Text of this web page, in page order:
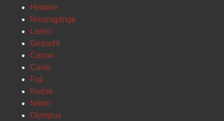
Historie
Neuzugänge
Listen
Gesucht
Canon
Casio
Fuji
Kodak
Nikon
Olympus